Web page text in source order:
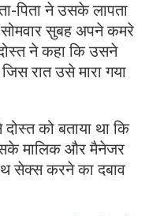
पिता ने उसके लापता
सुबह अपने कमरे
ने कहा कि उसने
रात उसे मारा गया
दोस्त को बताया था कि
मालिक और मैनेजर
सेक्स करने का दबाव